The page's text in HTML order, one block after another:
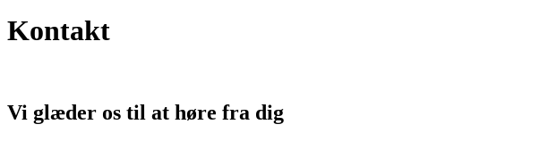
Kontakt
Vi glæder os til at høre fra dig